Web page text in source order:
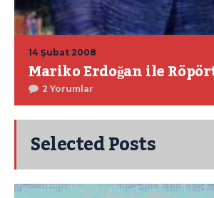
14 Şubat 2008
Mariko Erdoğan ile
2 Yorumlar
Selected Posts